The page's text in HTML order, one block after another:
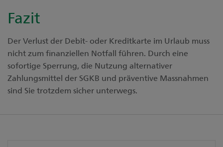
Fazit
Der Verlust der Debit- oder Kreditkarte im Urlaub muss
nicht zum finanziellen Notfall führen. Durch eine
sofortige Sperrung, die Nutzung alternativer
Zahlungsmittel der SGKB und präventive Massnahmen
sind Sie trotzdem sicher unterwegs.